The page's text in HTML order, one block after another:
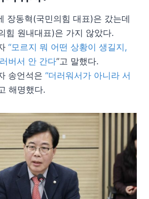
장동혁(국민의힘 대표)은 갔는데
힘 원내대표)은 가지 않았다.
“모르지 뭐 어떤 상황이 생길지,
버서 안 간다”고 말했다.
송언석은 “더러워서가 아니라 서
해명했다.